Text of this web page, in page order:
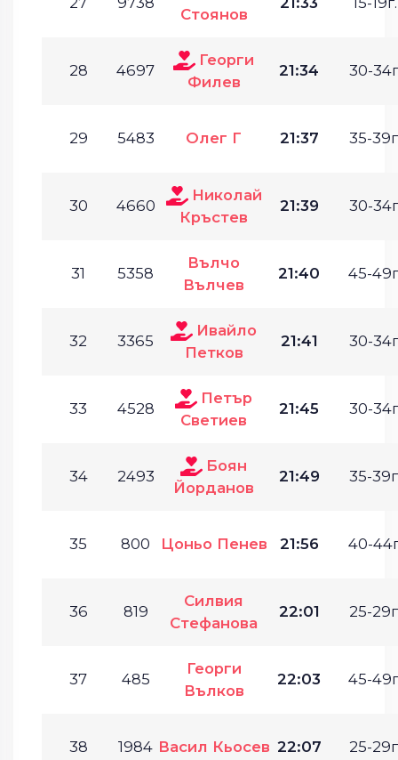
Стоянов
28 4697
Георги
Филев
21:34 30-
29 5483 Олег Г 21:37 35-
30 4660
Николай
Кръстев
21:39 30-
31 5358
Вълчо
Вълчев
21:40 45-
32 3365
Ивайло
Петков
21:41 30-
33 4528
Петър
Светиев
21:45 30-
34 2493
Боян
Йорданов
21:49 35-
35 800 Цоньо Пенев 21:56 40-
36 819
Силвия
Стефанова
22:01 25-
37 485
Георги
Вълков
22:03 45-
38 1984 Васил Кьосев 22:07 25-